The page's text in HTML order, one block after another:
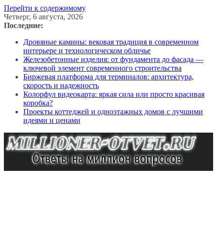
Перейти к содержимому
Четверг, 6 августа, 2026
Последние:
Дровяные камины: вековая традиция в современном
интерьере и технологическом обличье
Железобетонные изделия: от фундамента до фасада —
ключевой элемент современного строительства
Биржевая платформа для терминалов: архитектура,
скорость и надежность
Колорфул видеокарта: яркая сила или просто красивая
коробка?
Проекты коттеджей и одноэтажных домов с лучшими
идеями и ценами